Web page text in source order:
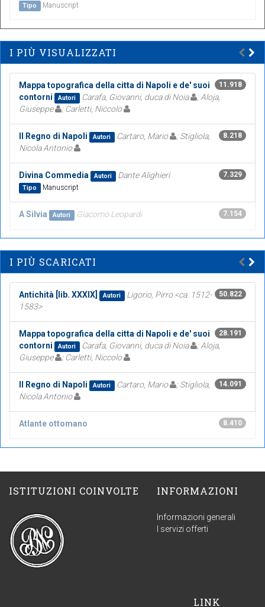
Tipo Manuscript
I PIÙ VISUALIZZATI
11.918
Mappa topografica della citta di Napoli e de' suoi
contorni
Autori Carafa, Giovanni, duca di Noia
; Aloja,
Giuseppe
; Carletti, Niccolo
8.218
Il Regno di Napoli Autori Cartaro, Mario
; Stigliola,
Nicola Antonio
7.329
Divina Commedia Autori Dante Alighieri
Tipo Manuscript
7.154
A Silvia Autori Giacomo Leopardi
I PIÙ SCARICATI
50.822
Antichità [lib. XXXIX] Autori
Ligorio, Pirro <ca. 1512-
1583>
28.191
Mappa topografica della citta di Napoli e de' suoi
contorni
Autori Carafa, Giovanni, duca di Noia
; Aloja,
Giuseppe
; Carletti, Niccolo
14.091
Il Regno di Napoli Autori Cartaro, Mario
; Stigliola,
Nicola Antonio
8.410
Atlante ottomano
ISTITUZIONI COINVOLTE INFORMAZIONI
Informazioni generali
I servizi offerti
LINK